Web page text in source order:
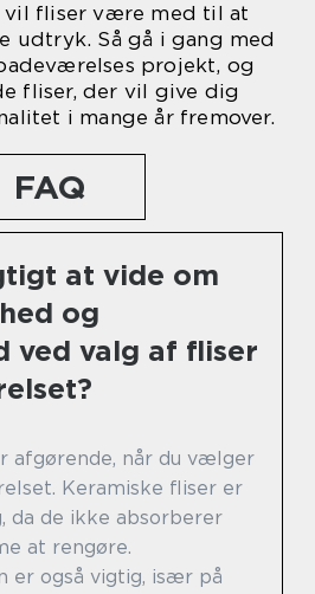
fliser være med til at
udtryk. Så gå i gang med
projekt, og
fliser, der vil give dig
i mange år fremover.
FAQ
at vide om
og
ved valg af fliser
afgørende, når du vælger
Keramiske fliser er
de ikke absorberer
at rengøre.
er også vigtig, især på